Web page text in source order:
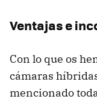
Ventajas e
Con lo que os
cámaras
mencionado